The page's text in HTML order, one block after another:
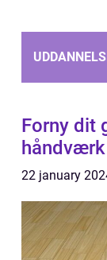
Forny dit
håndværk
22 january